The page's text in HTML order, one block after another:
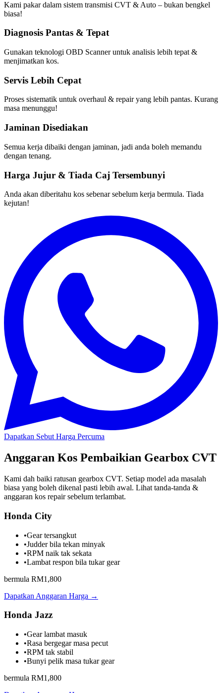
Kami pakar dalam sistem transmisi CVT & Auto – bukan bengkel
biasa!
Diagnosis Pantas & Tepat
Gunakan teknologi OBD Scanner untuk analisis lebih tepat &
menjimatkan kos.
Servis Lebih Cepat
Proses sistematik untuk overhaul & repair yang lebih pantas. Kurang
masa menunggu!
Jaminan Disediakan
Semua kerja dibaiki dengan jaminan, jadi anda boleh memandu
dengan tenang.
Harga Jujur & Tiada Caj Tersembunyi
Anda akan diberitahu kos sebenar sebelum kerja bermula. Tiada
kejutan!
Dapatkan Sebut Harga Percuma
Anggaran Kos Pembaikian Gearbox CVT
Kami dah baiki ratusan gearbox CVT. Setiap model ada masalah
biasa yang boleh dikenal pasti lebih awal. Lihat tanda-tanda &
anggaran kos repair sebelum terlambat.
Honda City
•Gear tersangkut
•Judder bila tekan minyak
•RPM naik tak sekata
•Lambat respon bila tukar gear
bermula RM1,800
Dapatkan Anggaran Harga →
Honda Jazz
•Gear lambat masuk
•Rasa bergegar masa pecut
•RPM tak stabil
•Bunyi pelik masa tukar gear
bermula RM1,800